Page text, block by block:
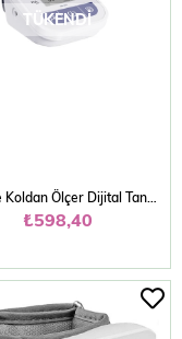
TÜKENDI
₺598,40